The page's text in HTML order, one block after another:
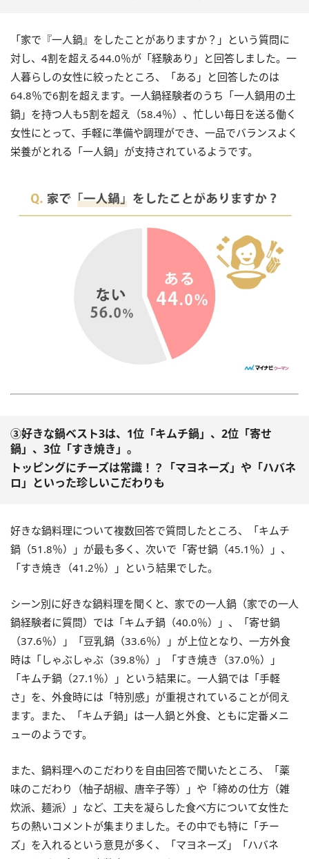
「家で『一人鍋』をしたことがありますか？」という質問に
対し、4割を超える44.0％が「経験あり」と回答しました。一
人暮らしの女性に絞ったところ、「ある」と回答したのは
64.8％で6割を超えます。一人鍋経験者のうち「一人鍋用の土
鍋」を持つ人も5割を超え（58.4％）、忙しい毎日を送る働く
女性にとって、手軽に準備や調理ができ、一品でバランスよく
栄養がとれる「一人鍋」が支持されているようです。
③好きな鍋ベスト3は、1位「キムチ鍋」、2位「寄せ
鍋」、3位「すき焼き」。
トッピングにチーズは常識！？「マヨネーズ」や「ハバネ
ロ」といった珍しいこだわりも
好きな鍋料理について複数回答で質問したところ、「キムチ
鍋（51.8％）」が最も多く、次いで「寄せ鍋（45.1％）」、
「すき焼き（41.2％）」という結果でした。
シーン別に好きな鍋料理を聞くと、家での一人鍋（家での一人
鍋経験者に質問）では「キムチ鍋（40.0％）」、「寄せ鍋
（37.6％）」「豆乳鍋（33.6％）」が上位となり、一方外食
時は「しゃぶしゃぶ（39.8％）」「すき焼き（37.0％）」
「キムチ鍋（27.1％）」という結果に。一人鍋では「手軽
さ」を、外食時には「特別感」が重視されていることが伺え
ます。また、「キムチ鍋」は一人鍋と外食、ともに定番メニ
ューのようです。
また、鍋料理へのこだわりを自由回答で聞いたところ、「薬
味のこだわり（柚子胡椒、唐辛子等）」や「締めの仕方（雑
炊派、麺派）」など、工夫を凝らした食べ方について女性た
ちの熱いコメントが集まりました。その中でも特に「チー
ズ」を入れるという意見が多く、「マヨネーズ」「ハバネ